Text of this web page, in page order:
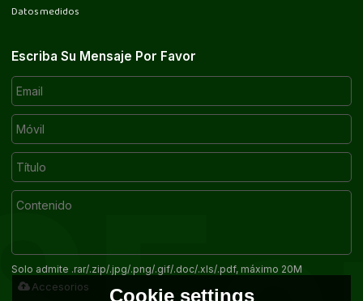
Datos medidos
Escriba Su Mensaje Por Favor
Solo admite .rar/.zip/.jpg/.png/.gif/.doc/.xls/.pdf, máximo 20M
Accesorios Cookie settings